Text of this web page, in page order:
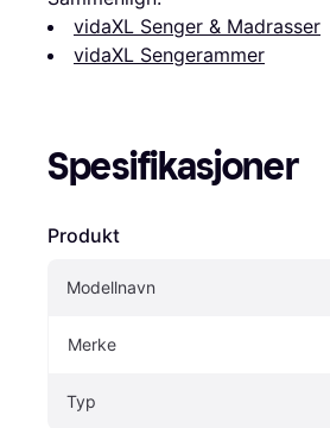
vidaXL Senger & Madrasser
vidaXL Sengerammer
Spesifikasjoner
Produkt
Modellnavn
Merke
Typ